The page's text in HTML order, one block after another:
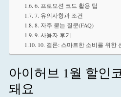
6. 프로모션 코드 활용 팁
7. 유의사항과 조건
8. 자주 묻는 질문(FAQ)
9. 사용자 후기
10. 결론: 스마트한 소비를 위한
아이허브 1월 할인
돼요